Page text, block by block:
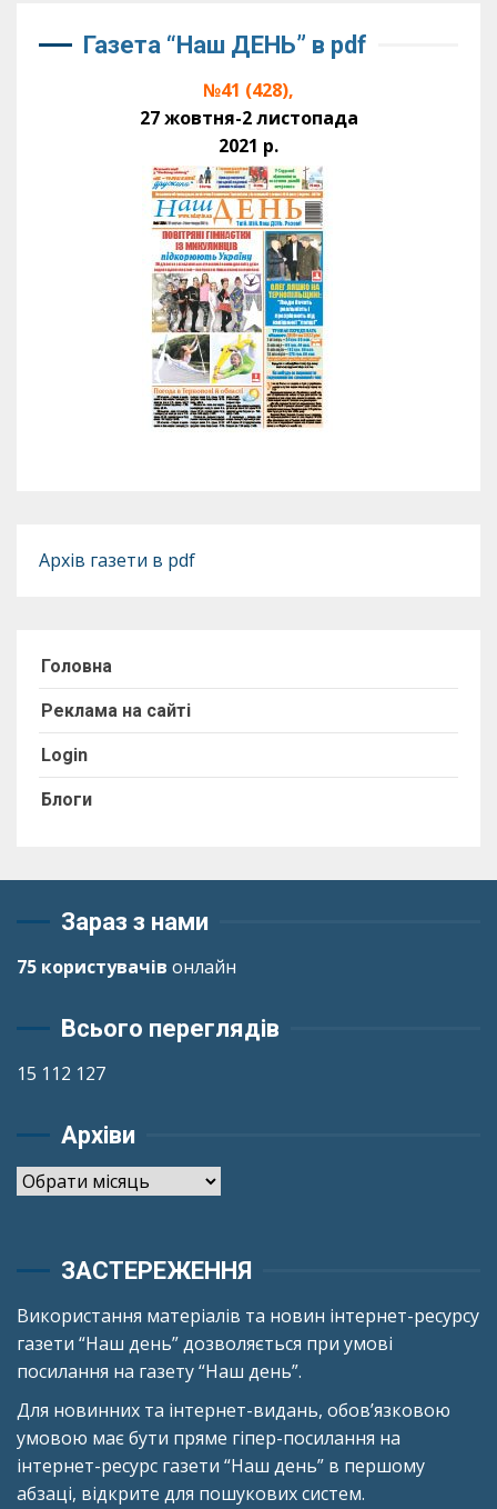
Газета “Наш ДЕНЬ” в pdf
№41 (428),
27 жовтня-2 листопада
2021 р.
Архів газети в pdf
Головна
Реклама на сайті
Login
Блоги
Зараз з нами
75 користувачів онлайн
Всього переглядів
15 112 127
Архіви
Архіви
ЗАСТЕРЕЖЕННЯ
Використання матеріалів та новин інтернет-ресурсу
газети “Наш день” дозволяється при умові
посилання на газету “Наш день”.
Для новинних та інтернет-видань, обов’язковою
умовою має бути пряме гіпер-посилання на
інтернет-ресурс газети “Наш день” в першому
абзаці, відкрите для пошукових систем.